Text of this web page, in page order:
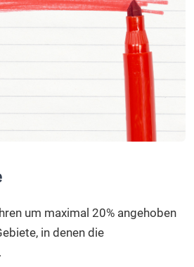
um maximal 20% angehoben
in denen die